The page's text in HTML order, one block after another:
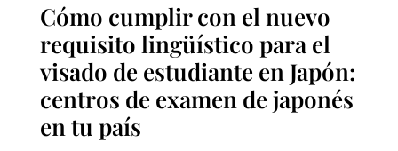
Cómo cumplir con el nuevo
requisito lingüístico para el
visado de estudiante en Japón:
centros de examen de japonés
en tu país